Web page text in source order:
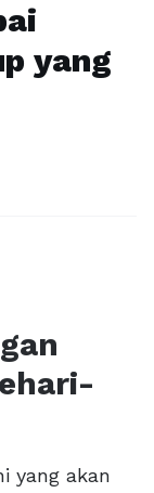
yang
yang akan